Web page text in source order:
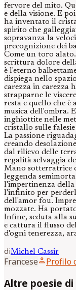
fervore del mito.
e della visione. E
ha inventato il
spirito che
sopravanza la
precognizione dei
Come un toro
scrittura dolore
è l'eterno
dispiega nello
carezza in carezza
strapparne le
resta e quello che
musica dell'ombra.
inghiottite nelle
cristallo sulle
La passione
creando
dal rilievo delle
regalità selvaggia
Mano sotterratrice
leggenda
l'impertinenza della
l'infinito per
dell'amor fou.
mozzate. Ha
Infine, seduta alla
e cattura il flusso
d'ogni tenerezza,
diMichel Cassir
Franceseperson Profilo
Altre poesie di